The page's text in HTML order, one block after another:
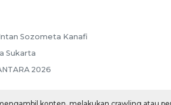
Sozometa Kanafi
Sukarta
2026